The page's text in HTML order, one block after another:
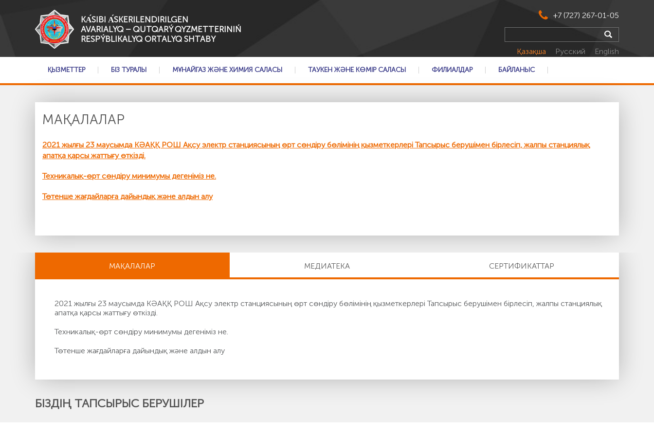
KА́SІBI А́SKERILENDIRILGEN
AVARIALYQ – QUTQARÝ QYZMETTERINIŃ
RESPÝBLIKALYQ ORTALYQ SHTABY
+7 (727) 267-01-05
Қазақша Русский English
ҚЫЗМЕТТЕР БІЗ ТУРАЛЫ МҰНАЙГАЗ ЖӘНЕ ХИМИЯ САЛАСЫ ТАУКЕН ЖӘНЕ КӨМІР САЛАСЫ ФИЛИАЛДАР БАЙЛАНЫС
МАҚАЛАЛАР
2021 жылғы 23 маусымда КӘАҚҚ РОШ Ақсу электр станциясының өрт сөндіру бөлімінің қызметкерлері Тапсырыс берушімен бірлесіп, жалпы станциялық
апатқа қарсы жаттығу өткізді.
Техникалық-өрт сөндіру минимумы дегеніміз не.
Төтенше жағдайларға дайындық және алдын алу
МАҚАЛАЛАР МЕДИАТЕКА СЕРТИФИКАТТАР
2021 жылғы 23 маусымда КӘАҚҚ РОШ Ақсу электр станциясының өрт сөндіру бөлімінің қызметкерлері Тапсырыс берушімен бірлесіп, жалпы станциялық
апатқа қарсы жаттығу өткізді.
Техникалық-өрт сөндіру минимумы дегеніміз не.
Төтенше жағдайларға дайындық және алдын алу
БІЗДІҢ ТАПСЫРЫС БЕРУШІЛЕР